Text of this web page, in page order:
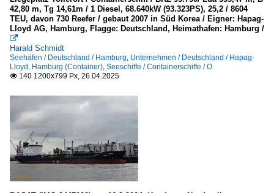
42,80 m, Tg 14,61m / 1 Diesel, 68.640kW (93.323PS), 25,2 / 8604
TEU, davon 730 Reefer / gebaut 2007 in Süd Korea / Eigner: Hapag-
Lloyd AG, Hamburg, Flagge: Deutschland, Heimathafen: Hamburg /

Harald Schmidt
Seehäfen / Deutschland / Hamburg, Unternehmen / Deutschland / Hapag-
Lloyd, Hamburg (Container), Seeschiffe / Containerschiffe / O
 140 1200x799 Px, 26.04.2025